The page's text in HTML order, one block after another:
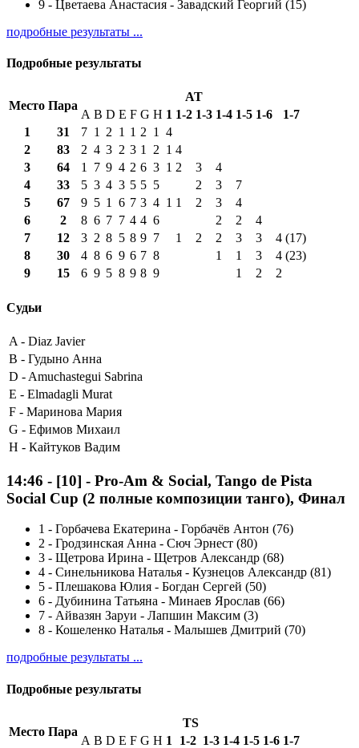
9 - Цветаева Анастасия - Завадский Георгий (15)
подробные результаты ...
Подробные результаты
Место Пара
AT
A B D E F G H 1 1-2 1-3 1-4 1-5 1-6
1-7
1
31 7 1 2 1 1 2 1
4
2
83 2 4 3 2 3 1 2 1 4
3
64 1 7 9 4 2 6 3 1 2 3
4
4
33 5 3 4 3 5 5 5 2 3
7
5
67 9 5 1 6 7 3 4 1 1 2 3
4
6
2 8 6 7 7 4 4 6 2 2
4
7
12 3 2 8 5 8 9 7 1 2 2 3 3
4 (17)
8
30 4 8 6 9 6 7 8 1 1 3
4 (23)
9
15 6 9 5 8 9 8 9 1 2 2
Судьи
A - Diaz Javier
B - Гудыно Анна
D - Amuchastegui Sabrina
E - Elmadagli Murat
F - Маринова Мария
G - Ефимов Михаил
H - Кайтуков Вадим
14:46 - [10] - Pro-Am & Social, Tango de Pista
Social Cup (2 полные композиции танго), Финал
1 - Горбачева Екатерина - Горбачёв Антон (76)
2 - Гродзинская Анна - Сюч Эрнест (80)
3 - Щетрова Ирина - Щетров Александр (68)
4 - Синельникова Наталья - Кузнецов Александр (81)
5 - Плешакова Юлия - Богдан Сергей (50)
6 - Дубинина Татьяна - Минаев Ярослав (66)
7 - Айвазян Заруи - Лапшин Максим (3)
8 - Кошеленко Наталья - Малышев Дмитрий (70)
подробные результаты ...
Подробные результаты
Место Пара
TS
A B D E F G H 1 1-2 1-3 1-4 1-5 1-6 1-7